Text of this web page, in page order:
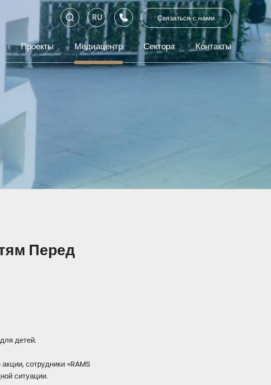
RU
EN
TR
Связаться с нами
Проекты Медиацентр Сектора Контакты
Перед
детей.
сотрудники «RAMS
ситуации.